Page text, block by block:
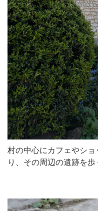
村の中心にカフェやシ
り、その周辺の遺跡を